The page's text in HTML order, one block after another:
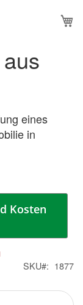
eines
in
Kosten
SKU 1877